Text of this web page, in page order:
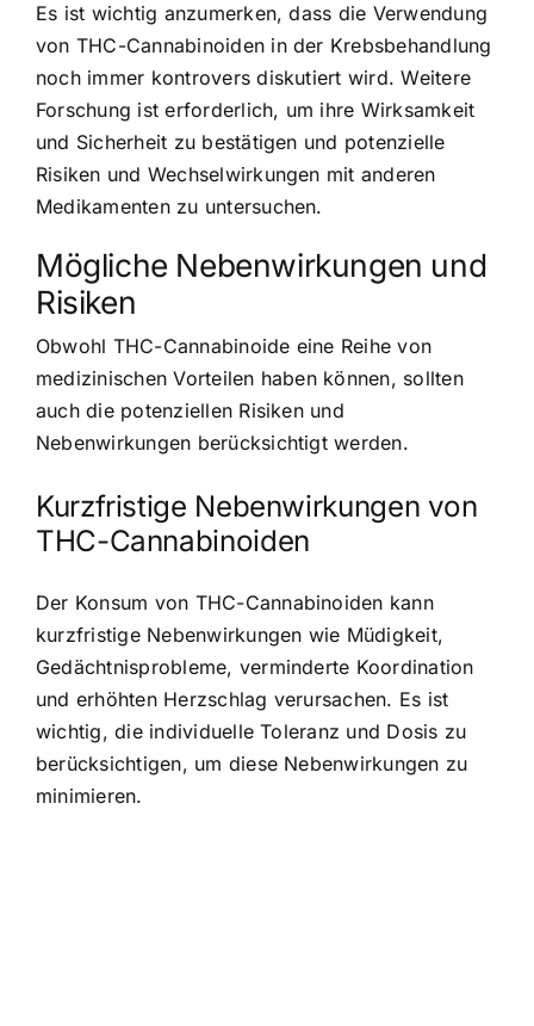
Es ist wichtig anzumerken, dass die Verwendung
von THC-Cannabinoiden in der Krebsbehandlung
noch immer kontrovers diskutiert wird. Weitere
Forschung ist erforderlich, um ihre Wirksamkeit
und Sicherheit zu bestätigen und potenzielle
Risiken und Wechselwirkungen mit anderen
Medikamenten zu untersuchen.
Mögliche Nebenwirkungen und
Risiken
Obwohl THC-Cannabinoide eine Reihe von
medizinischen Vorteilen haben können, sollten
auch die potenziellen Risiken und
Nebenwirkungen berücksichtigt werden.
Kurzfristige Nebenwirkungen von
THC-Cannabinoiden
Der Konsum von THC-Cannabinoiden kann
kurzfristige Nebenwirkungen wie Müdigkeit,
Gedächtnisprobleme, verminderte Koordination
und erhöhten Herzschlag verursachen. Es ist
wichtig, die individuelle Toleranz und Dosis zu
berücksichtigen, um diese Nebenwirkungen zu
minimieren.